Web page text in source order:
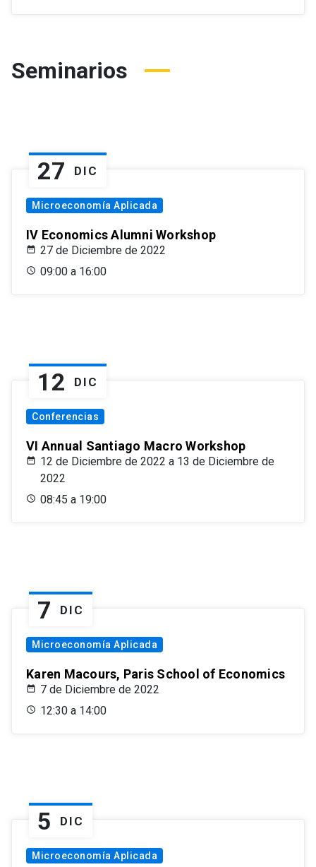
Seminarios
27 DIC
Microeconomía Aplicada
IV Economics Alumni Workshop
27 de Diciembre de 2022
09:00 a 16:00
12 DIC
Conferencias
VI Annual Santiago Macro Workshop
12 de Diciembre de 2022 a 13 de Diciembre de
2022
08:45 a 19:00
7 DIC
Microeconomía Aplicada
Karen Macours, Paris School of Economics
7 de Diciembre de 2022
12:30 a 14:00
5 DIC
Microeconomía Aplicada